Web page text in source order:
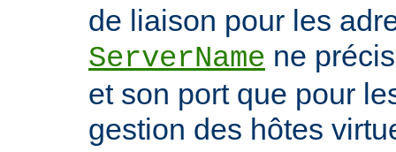
de liaison pour les
ServerName ne
et son port que pour
gestion des hôtes